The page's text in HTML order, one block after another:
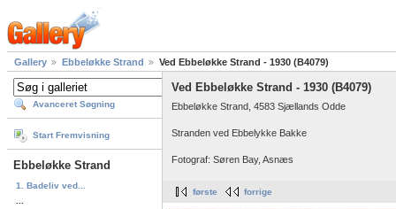
Gallery Ebbeløkke Strand Ved Ebbeløkke Strand - 1930 (B4079)
Avanceret Søgning
Start Fremvisning
Ebbeløkke Strand
1. Badeliv ved...
Ved Ebbeløkke Strand - 1930 (B4079)
Ebbeløkke Strand, 4583 Sjællands Odde
Stranden ved Ebbelykke Bakke
Fotograf: Søren Bay, Asnæs
første forrige